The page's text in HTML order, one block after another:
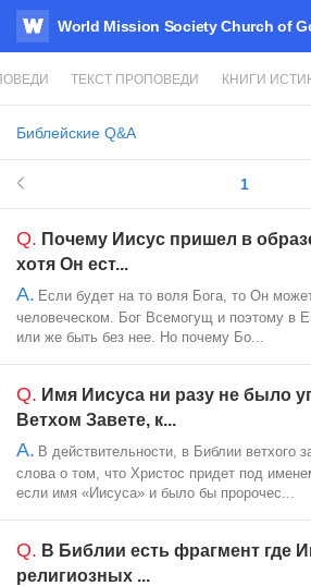
WATV
World Mission Society Church of
ТЕКСТ ПРОПОВЕДИ КНИГИ
Библейские Q&A
1
Q. Почему Иисус пришел в
хотя Он ест...
A. Если будет на то воля Бога, то Он
человеческом. Бог Всемогущ и поэтому в
или же быть без нее. Но почему Бо...
Q. Имя Иисуса ни разу не было
Ветхом Завете, к...
A. В действительности, в Библии ветхого
слова о том, что Христос придет под
если имя «Иисуса» и было бы пророчес...
Q. В Библии есть фрагмент где
религиозных ...